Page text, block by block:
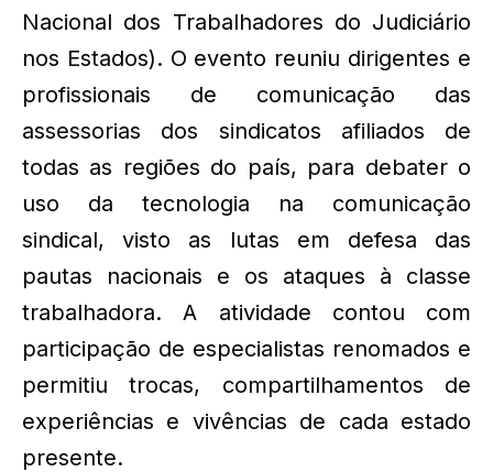
Nacional dos Trabalhadores do Judiciário
nos Estados). O evento reuniu dirigentes e
profissionais de comunicação das
assessorias dos sindicatos afiliados de
todas as regiões do país, para debater o
uso da tecnologia na comunicação
sindical, visto as lutas em defesa das
pautas nacionais e os ataques à classe
trabalhadora. A atividade contou com
participação de especialistas renomados e
permitiu trocas, compartilhamentos de
experiências e vivências de cada estado
presente.